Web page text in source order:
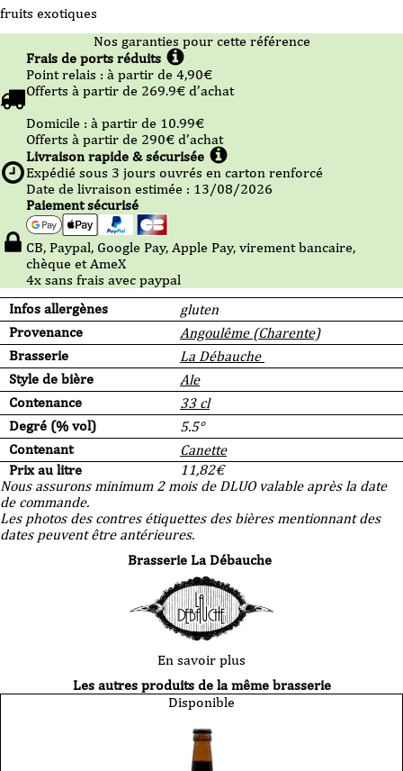
fruits exotiques
Infos allergènes
gluten
Provenance
Angoulême (Charente)
Brasserie
La Débauche
Style de bière
Ale
Contenance
33 cl
Degré (% vol)
5.5°
Contenant
Canette
Prix au litre
11,82€
Nous assurons minimum 2 mois de DLUO valable après la date
de commande.
Les photos des contres étiquettes des bières mentionnant des
dates peuvent être antérieures.
Nos garanties pour cette référence
Frais de ports réduits
Point relais : à partir de 4,90€
Offerts à partir de 269.9€ d’achat
Domicile : à partir de 10.99€
Offerts à partir de 290€ d’achat
Livraison rapide & sécurisée
Expédié sous 3 jours ouvrés en carton renforcé
Date de livraison estimée : 13/08/2026
Paiement sécurisé
CB, Paypal, Google Pay, Apple Pay, virement bancaire,
chèque et AmeX
4x sans frais avec paypal
Brasserie La Débauche
En savoir plus
Les autres produits de la même brasserie
Disponible